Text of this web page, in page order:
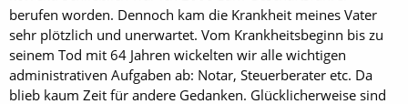
berufen worden. Dennoch kam die Krankheit meines Vater
sehr plötzlich und unerwartet. Vom Krankheitsbeginn bis zu
seinem Tod mit 64 Jahren wickelten wir alle wichtigen
administrativen Aufgaben ab: Notar, Steuerberater etc. Da
blieb kaum Zeit für andere Gedanken. Glücklicherweise sind